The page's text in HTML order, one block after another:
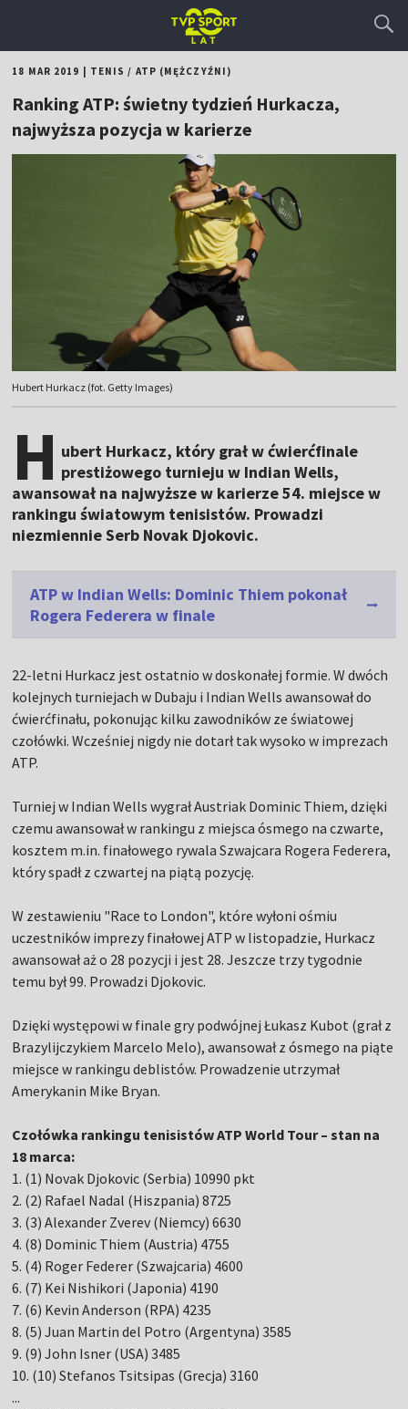
18 MAR 2019 TENIS / ATP (MĘŻCZYŹNI)
Ranking ATP: świetny tydzień Hurkacza,
najwyższa pozycja w karierze
Hubert Hurkacz (fot. Getty Images)
H ubert Hurkacz, który grał w ćwierćfinale
prestiżowego turnieju w Indian Wells,
awansował na najwyższe w karierze 54. miejsce w
rankingu światowym tenisistów. Prowadzi
niezmiennie Serb Novak Djokovic.
ATP w Indian Wells: Dominic Thiem pokonał
Rogera Federera w finale
22-letni Hurkacz jest ostatnio w doskonałej formie. W dwóch
kolejnych turniejach w Dubaju i Indian Wells awansował do
ćwierćfinału, pokonując kilku zawodników ze światowej
czołówki. Wcześniej nigdy nie dotarł tak wysoko w imprezach
ATP.
Turniej w Indian Wells wygrał Austriak Dominic Thiem, dzięki
czemu awansował w rankingu z miejsca ósmego na czwarte,
kosztem m.in. finałowego rywala Szwajcara Rogera Federera,
który spadł z czwartej na piątą pozycję.
W zestawieniu "Race to London", które wyłoni ośmiu
uczestników imprezy finałowej ATP w listopadzie, Hurkacz
awansował aż o 28 pozycji i jest 28. Jeszcze trzy tygodnie
temu był 99. Prowadzi Djokovic.
Dzięki występowi w finale gry podwójnej Łukasz Kubot (grał z
Brazylijczykiem Marcelo Melo), awansował z ósmego na piąte
miejsce w rankingu deblistów. Prowadzenie utrzymał
Amerykanin Mike Bryan.
Czołówka rankingu tenisistów ATP World Tour – stan na
18 marca:
1. (1) Novak Djokovic (Serbia) 10990 pkt
2. (2) Rafael Nadal (Hiszpania) 8725
3. (3) Alexander Zverev (Niemcy) 6630
4. (8) Dominic Thiem (Austria) 4755
5. (4) Roger Federer (Szwajcaria) 4600
6. (7) Kei Nishikori (Japonia) 4190
7. (6) Kevin Anderson (RPA) 4235
8. (5) Juan Martin del Potro (Argentyna) 3585
9. (9) John Isner (USA) 3485
10. (10) Stefanos Tsitsipas (Grecja) 3160
...